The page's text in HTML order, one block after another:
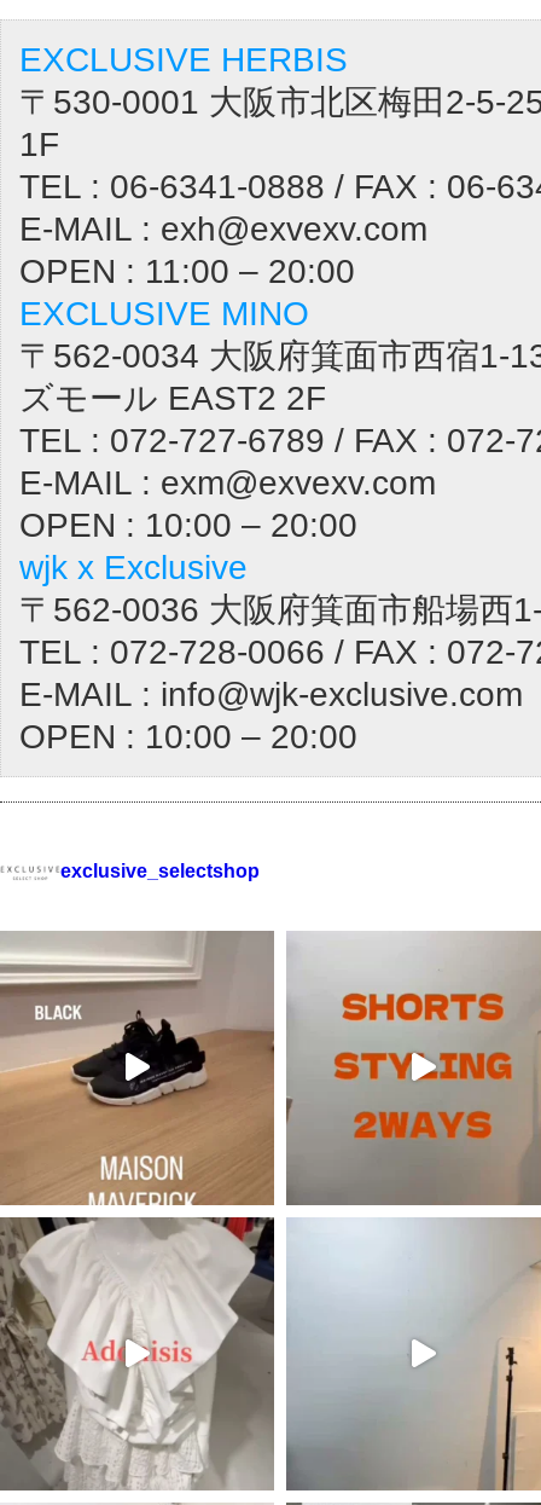
EXCLUSIVE HERBIS
〒530-0001 大阪市北区梅田2-5-
1F
TEL : 06-6341-0888 / FAX : 06-
E-MAIL : exh@exvexv.com
OPEN : 11:00 – 20:00
EXCLUSIVE MINO
〒562-0034 大阪府箕面市西宿1-
ズモール EAST2 2F
TEL : 072-727-6789 / FAX : 072-
E-MAIL : exm@exvexv.com
OPEN : 10:00 – 20:00
wjk x Exclusive
〒562-0036 大阪府箕面市船場西
TEL : 072-728-0066 / FAX : 072-
E-MAIL : info@wjk-exclusive.com
OPEN : 10:00 – 20:00
exclusive_selectshop